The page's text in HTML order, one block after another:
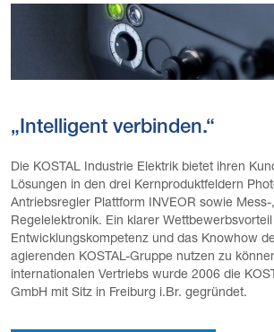
„Intelligent verbinden.“
Die KOSTAL Industrie Elektrik bietet ihren
Lösungen in den drei Kernproduktfeldern
Antriebsregler Plattform INVEOR sowie
Regelelektronik. Ein klarer
Entwicklungskompetenz und das Knowhow
agierenden KOSTAL-Gruppe nutzen zu
internationalen Vertriebs wurde 2006 die
GmbH mit Sitz in Freiburg i.Br. gegründet.